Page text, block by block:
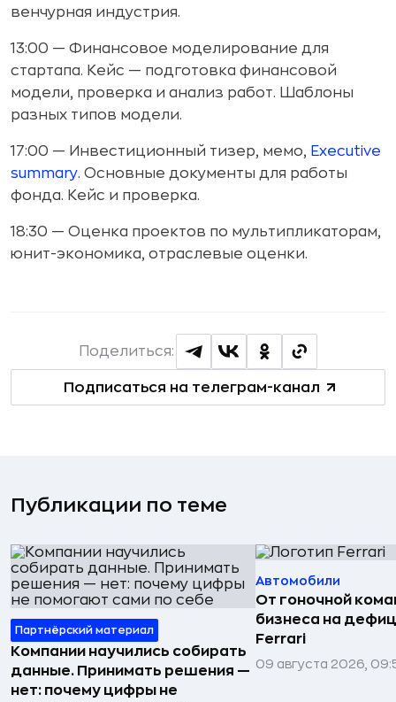
венчурная индустрия.
13:00 — Финансовое моделирование для
стартапа. Кейс — подготовка финансовой
модели, проверка и анализ работ. Шаблоны
разных типов модели.
17:00 — Инвестиционный тизер, мемо, Executive
summary. Основные документы для работы
фонда. Кейс и проверка.
18:30 — Оценка проектов по мультипликаторам,
юнит-экономика, отраслевые оценки.
Подписаться на телеграм-канал
Поделиться:
Публикации по теме
Партнёрский материал
Компании научились собирать
данные. Принимать решения —
нет: почему цифры не
Автомобили
От гоночной
бизнеса на
Ferrari
09 августа 2026,